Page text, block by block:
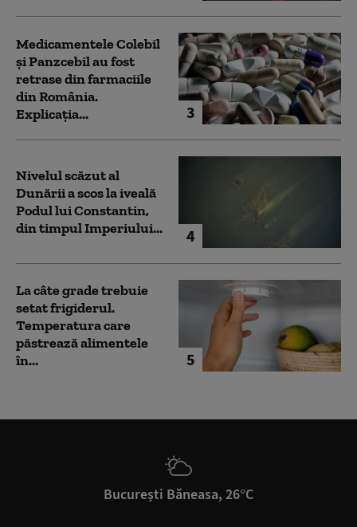
3
Medicamentele Colebil
și Panzcebil au fost
retrase din farmaciile
din România.
Explicația...
4
Nivelul scăzut al
Dunării a scos la iveală
Podul lui Constantin,
din timpul Imperiului...
5
La câte grade trebuie
setat frigiderul.
Temperatura care
păstrează alimentele
în...
București Băneasa, 26°C